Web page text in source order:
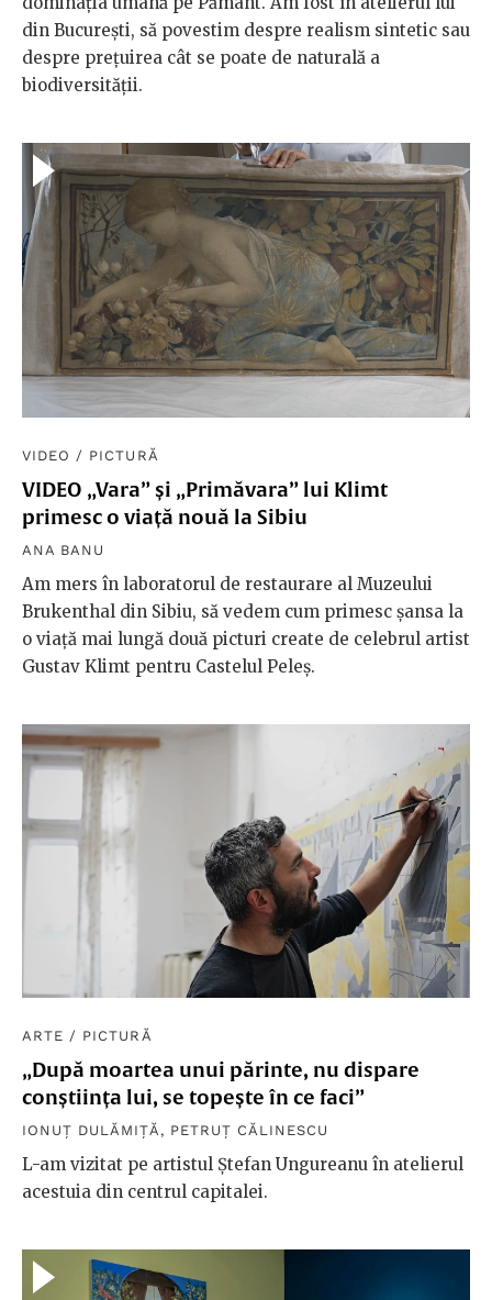
din București, să povestim despre realism sintetic sau
despre prețuirea cât se poate de naturală a
biodiversității.
VIDEO / PICTURĂ
VIDEO „Vara” și „Primăvara” lui Klimt
primesc o viață nouă la Sibiu
ANA BANU
Am mers în laboratorul de restaurare al Muzeului
Brukenthal din Sibiu, să vedem cum primesc șansa la
o viață mai lungă două picturi create de celebrul artist
Gustav Klimt pentru Castelul Peleș.
ARTE / PICTURĂ
„După moartea unui părinte, nu dispare
conștiința lui, se topește în ce faci”
IONUȚ DULĂMIȚĂ , PETRUȚ CĂLINESCU
L-am vizitat pe artistul Ștefan Ungureanu în atelierul
acestuia din centrul capitalei.